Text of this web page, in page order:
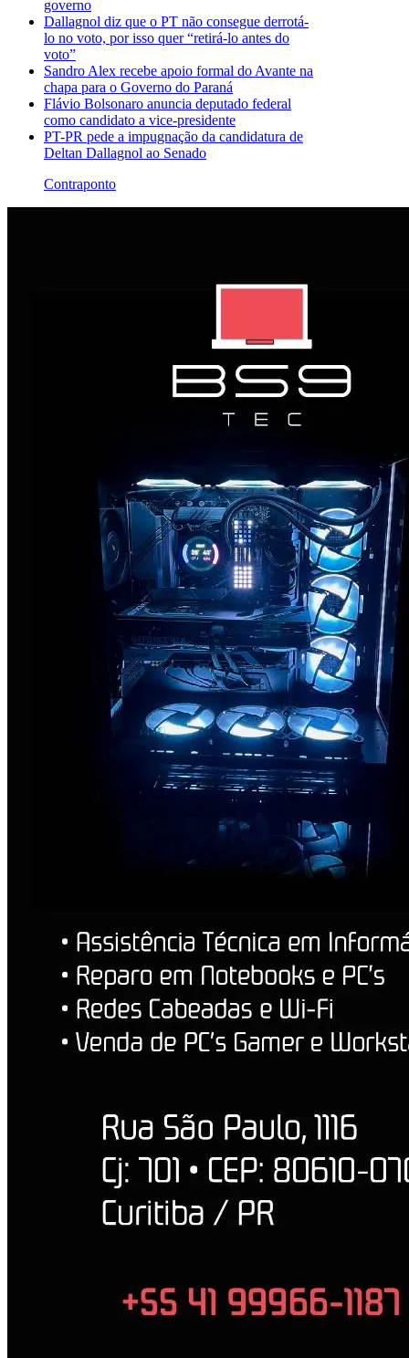
governo
Dallagnol diz que o PT não consegue derrotá-
lo no voto, por isso quer “retirá-lo antes do
voto”
Sandro Alex recebe apoio formal do Avante na
chapa para o Governo do Paraná
Flávio Bolsonaro anuncia deputado federal
como candidato a vice-presidente
PT-PR pede a impugnação da candidatura de
Deltan Dallagnol ao Senado
Contraponto